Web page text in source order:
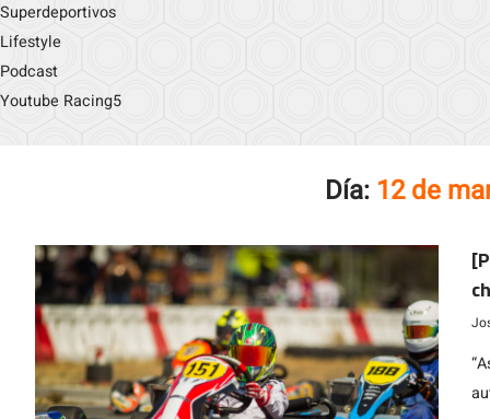
Superdeportivos
Lifestyle
Podcast
Youtube Racing5
Día: 12 de